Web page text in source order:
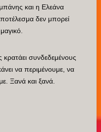
και η Ελεάνα
δεν μπορεί
κρατάει συνδεδεμένους
να περιμένουμε, να
Ξανά και ξανά.